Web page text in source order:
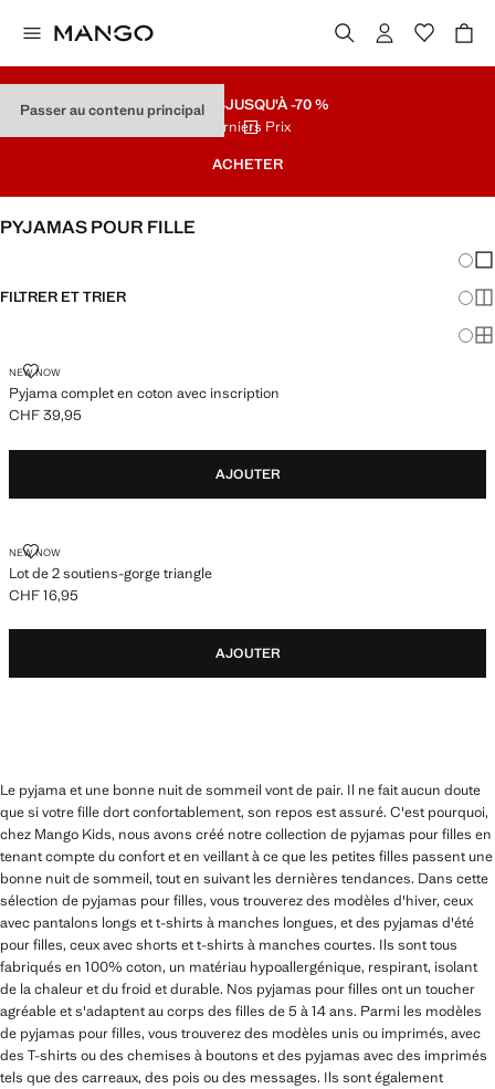
Passer au contenu principal
SOLDESJUSQU'À -70 %
Derniers Prix
ACHETER
PYJAMAS POUR FILLE
FILTRER ET TRIER
NEW NOW
Pyjama complet en coton avec inscription
PYJAMA COMPLET EN COTON AVEC INSCRIPTION
Prix actuel [CHF 39,95 ]
CHF 39,95
AJOUTER
NEW NOW
Lot de 2 soutiens-gorge triangle
LOT DE 2 SOUTIENS-GORGE TRIANGLE
Prix actuel [CHF 16,95 ]
CHF 16,95
AJOUTER
Le pyjama et une bonne nuit de sommeil vont de pair. Il ne fait aucun doute
que si votre fille dort confortablement, son repos est assuré. C'est pourquoi,
chez Mango Kids, nous avons créé notre collection de pyjamas pour filles en
tenant compte du confort et en veillant à ce que les petites filles passent une
bonne nuit de sommeil, tout en suivant les dernières tendances. Dans cette
sélection de pyjamas pour filles, vous trouverez des modèles d'hiver, ceux
avec pantalons longs et t-shirts à manches longues, et des pyjamas d'été
pour filles, ceux avec shorts et t-shirts à manches courtes. Ils sont tous
fabriqués en 100% coton, un matériau hypoallergénique, respirant, isolant
de la chaleur et du froid et durable. Nos pyjamas pour filles ont un toucher
agréable et s'adaptent au corps des filles de 5 à 14 ans. Parmi les modèles
de pyjamas pour filles, vous trouverez des modèles unis ou imprimés, avec
des T-shirts ou des chemises à boutons et des pyjamas avec des imprimés
tels que des carreaux, des pois ou des messages. Ils sont également